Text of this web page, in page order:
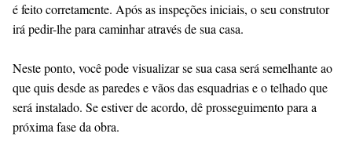
é feito corretamente. Após as inspeções iniciais, o seu construtor
irá pedir-lhe para caminhar através de sua casa.
Neste ponto, você pode visualizar se sua casa será semelhante ao
que quis desde as paredes e vãos das esquadrias e o telhado que
será instalado. Se estiver de acordo, dê prosseguimento para a
próxima fase da obra.